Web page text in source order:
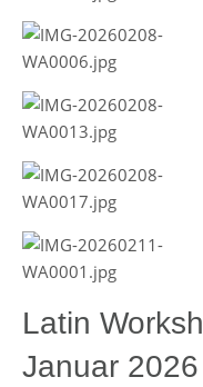
Latin
Januar 2026